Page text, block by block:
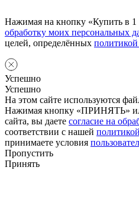
Нажимая на кнопку «Купить в 1
обработку моих персональных
целей, определённых
Успешно
Успешно
На этом сайте используются
Нажимая кнопку «ПРИНЯТЬ»
сайта, вы даете согласие на
соответствии с нашей
принимаете условия
Пропустить
Принять